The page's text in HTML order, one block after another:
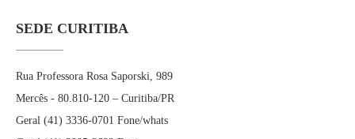
SEDE CURITIBA
Rua Professora Rosa Saporski, 989
Mercês - 80.810-120 – Curitiba/PR
Geral (41) 3336-0701 Fone/whats